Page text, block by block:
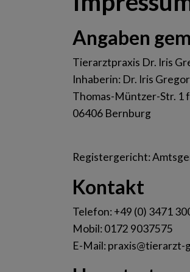
Angaben
Tierarztpraxis Dr. Iris
Inhaberin: Dr. Iris
Thomas-Müntzer-Str. 1 f
06406 Bernburg
Registergericht:
Kontakt
Telefon: +49 (0) 3471
Mobil: 0172 9037575
E-Mail: praxis@tierarzt-